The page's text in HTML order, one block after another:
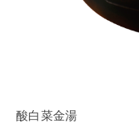
酸白菜金湯